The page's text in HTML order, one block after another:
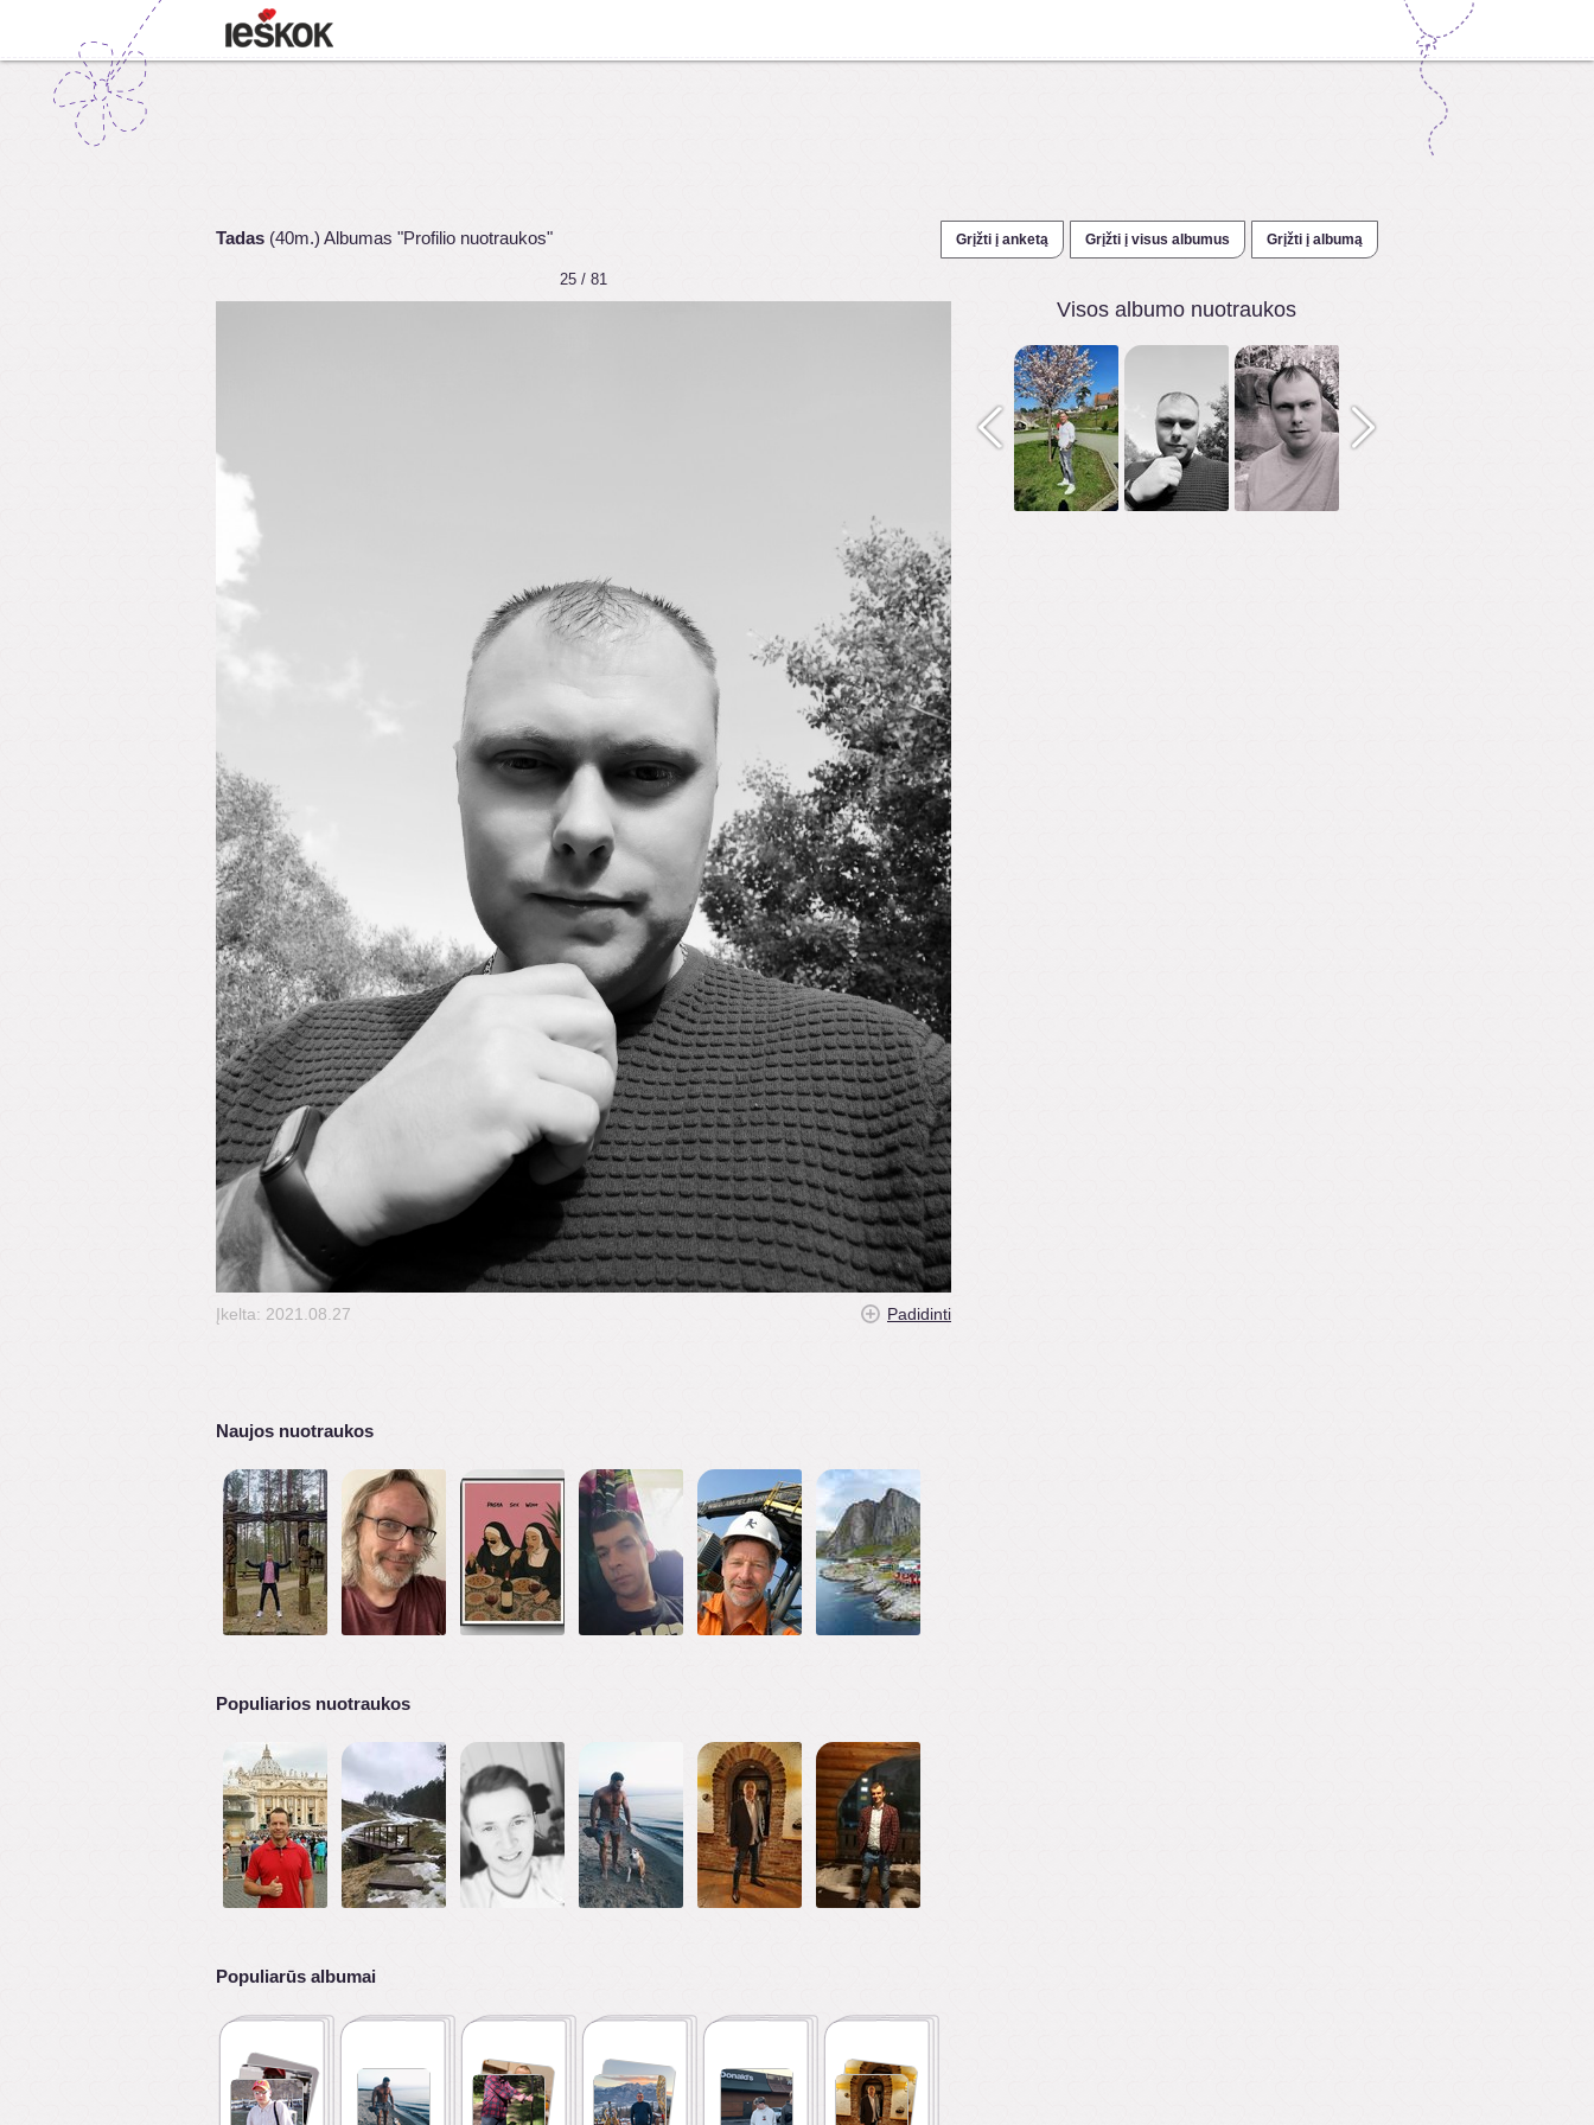
Tadas (40m.) Albumas "Profilio nuotraukos" Grįžti į anketą Grįžti į visus albumus Grįžti į albumą
25 / 81
Įkelta: 2021.08.27 Padidinti
Naujos nuotraukos
Populiarios nuotraukos
Populiarūs albumai
Visos albumo nuotraukos